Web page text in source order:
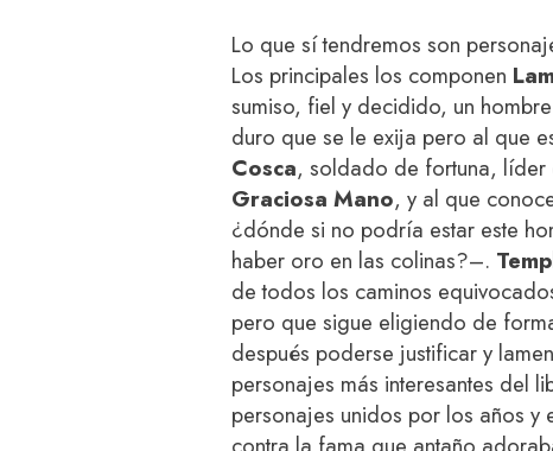
Lo que sí tendremos son
Los principales los componen
sumiso, fiel y decidido, un
duro que se le exija pero al que
Cosca, soldado de fortuna,
Graciosa Mano, y al que
¿dónde si no podría estar este
haber oro en las colinas?–.
de todos los caminos
pero que sigue eligiendo de
después poderse justificar y
personajes más interesantes del
personajes unidos por los años